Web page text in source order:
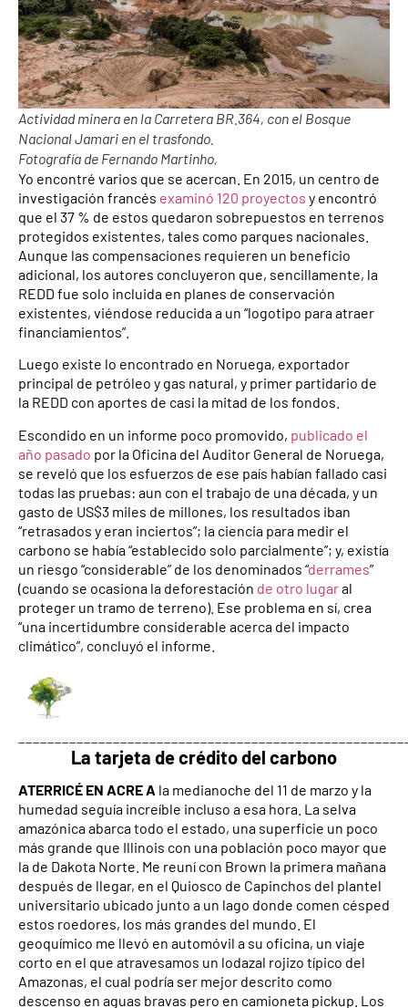
Actividad minera en la Carretera BR.364, con el Bosque
Nacional Jamari en el trasfondo.
Fotografía de Fernando Martinho,
Yo encontré varios que se acercan. En 2015, un centro de
investigación francés examinó 120 proyectos y encontró
que el 37 % de estos quedaron sobrepuestos en terrenos
protegidos existentes, tales como parques nacionales.
Aunque las compensaciones requieren un beneficio
adicional, los autores concluyeron que, sencillamente, la
REDD fue solo incluida en planes de conservación
existentes, viéndose reducida a un “logotipo para atraer
financiamientos”.
Luego existe lo encontrado en Noruega, exportador
principal de petróleo y gas natural, y primer partidario de
la REDD con aportes de casi la mitad de los fondos.
Escondido en un informe poco promovido, publicado el
año pasado por la Oficina del Auditor General de Noruega,
se reveló que los esfuerzos de ese país habían fallado casi
todas las pruebas: aun con el trabajo de una década, y un
gasto de US$3 miles de millones, los resultados iban
“retrasados y eran inciertos”; la ciencia para medir el
carbono se había “establecido solo parcialmente”; y, existía
un riesgo “considerable” de los denominados “derrames”
(cuando se ocasiona la deforestación de otro lugaral
proteger un tramo de terreno). Ese problema en sí, crea
“una incertidumbre considerable acerca del impacto
climático”, concluyó el informe.
La tarjeta de crédito del carbono
ATERRICÉ EN ACRE A la medianoche del 11 de marzo y la
humedad seguía increíble incluso a esa hora. La selva
amazónica abarca todo el estado, una superficie un poco
más grande que Illinois con una población poco mayor que
la de Dakota Norte. Me reuní con Brown la primera mañana
después de llegar, en el Quiosco de Capinchos del plantel
universitario ubicado junto a un lago donde comen césped
estos roedores, los más grandes del mundo. El
geoquímico me llevó en automóvil a su oficina, un viaje
corto en el que atravesamos un lodazal rojizo típico del
Amazonas, el cual podría ser mejor descrito como
descenso en aguas bravas pero en camioneta pickup. Los